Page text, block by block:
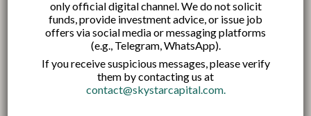
Genggaman
Published on:9 Jan 2023
English
only official digital channel. We do not solicit
funds, provide investment advice, or issue job
offers via social media or messaging platforms
(e.g., Telegram, WhatsApp).
If you receive suspicious messages, please verify
them by contacting us at
contact@skystarcapital.com.